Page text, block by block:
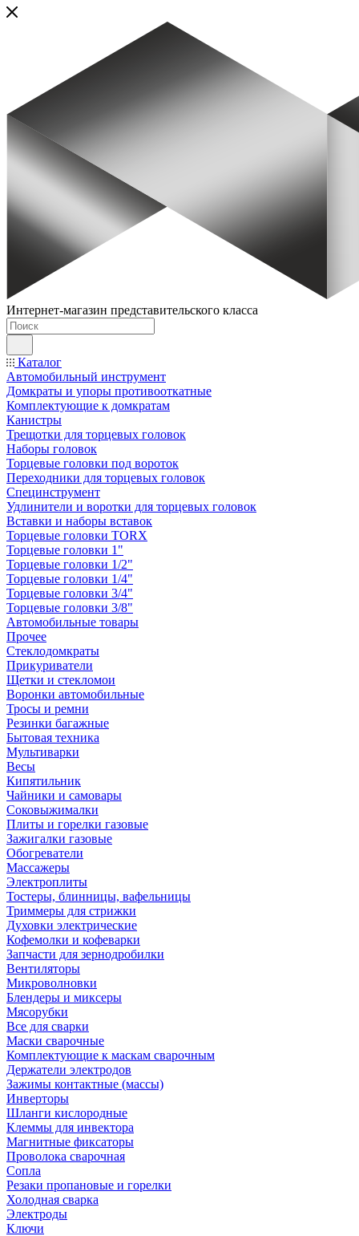
Интернет-магазин представительского класса
Каталог
Автомобильный инструмент
Домкраты и упоры противооткатные
Комплектующие к домкратам
Канистры
Трещотки для торцевых головок
Наборы головок
Торцевые головки под вороток
Переходники для торцевых головок
Специнструмент
Удлинители и воротки для торцевых головок
Вставки и наборы вставок
Торцевые головки TORX
Торцевые головки 1"
Торцевые головки 1/2"
Торцевые головки 1/4"
Торцевые головки 3/4"
Торцевые головки 3/8"
Автомобильные товары
Прочее
Стеклодомкраты
Прикуриватели
Щетки и стекломои
Воронки автомобильные
Тросы и ремни
Резинки багажные
Бытовая техника
Мультиварки
Весы
Кипятильник
Чайники и самовары
Соковыжималки
Плиты и горелки газовые
Зажигалки газовые
Обогреватели
Массажеры
Электроплиты
Тостеры, блинницы, вафельницы
Триммеры для стрижки
Духовки электрические
Кофемолки и кофеварки
Запчасти для зернодробилки
Вентиляторы
Микроволновки
Блендеры и миксеры
Мясорубки
Все для сварки
Маски сварочные
Комплектующие к маскам сварочным
Держатели электродов
Зажимы контактные (массы)
Инверторы
Шланги кислородные
Клеммы для инвектора
Магнитные фиксаторы
Проволока сварочная
Сопла
Резаки пропановые и горелки
Холодная сварка
Электроды
Ключи